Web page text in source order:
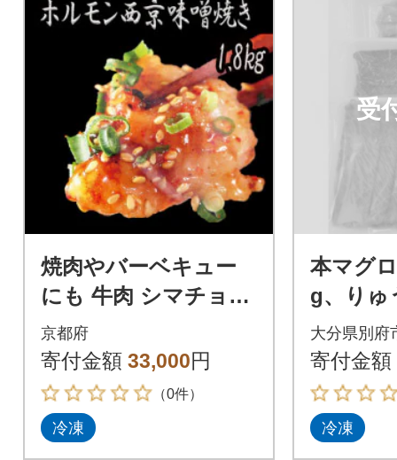
焼肉やバーベキュー
にも 牛肉 シマチョウ
中トロホルモン 西京
味噌焼き1.8kg
京都府
寄付金額 33,000円
（0件）
冷凍
受
本マグ
g、りゅ
け)マグ
前、豊
ット3品
大分県別府
寄付金額
冷凍